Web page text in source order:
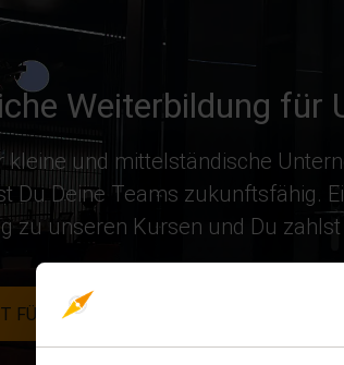
Weiterbildung für
kleine und mittelständische
Du Deine Teams zukunftsfähig.
zu unseren Kursen und Du
FÜR UNTERNEHMEN